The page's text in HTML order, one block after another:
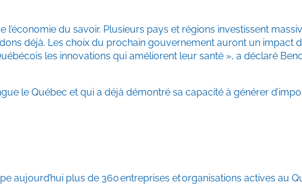
l’économie du savoir. Plusieurs pays et régions investissent
déjà. Les choix du prochain gouvernement auront un impact
les innovations qui améliorent leur santé », a déclaré
le Québec et qui a déjà démontré sa capacité à générer
aujourd’hui plus de 360 entreprises et organisations actives au